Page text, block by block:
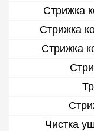
Стрижка
Стрижка
Стрижка
Чистка